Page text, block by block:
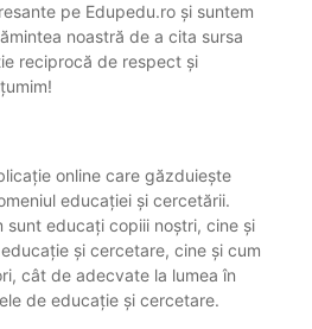
pe Edupedu.ro și suntem
noastră de a cita sursa
reciprocă de respect și
online care găzduiește
educației și cercetării.
sunt educați copiii noștri, cine și
și cercetare, cine și cum
cât de adecvate la lumea în
de educație și cercetare.